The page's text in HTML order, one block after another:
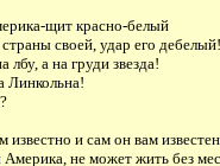
щит красно-белый
своей, удар его дебелый!
лбу, а на груди звезда!
Линкольна!
известно и сам он вам
не может жить без